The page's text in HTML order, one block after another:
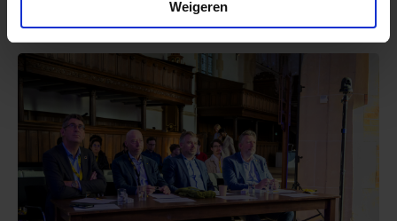
Weigeren